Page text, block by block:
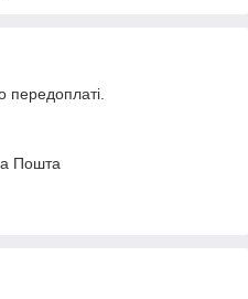
передоплаті.
Пошта